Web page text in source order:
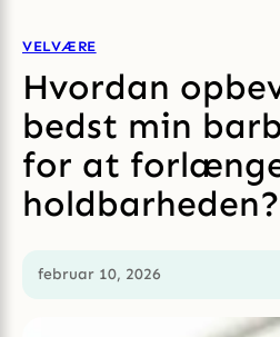
VELVÆRE
Hvordan
bedst min
for at
holdbarheden?
februar 10, 2026